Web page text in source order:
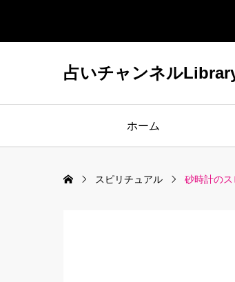
占いチャンネル
ホーム
スピリチュアル 砂時計の